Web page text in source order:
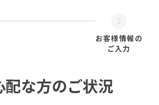
2
お客様情報の
ご入力
配な方のご状況